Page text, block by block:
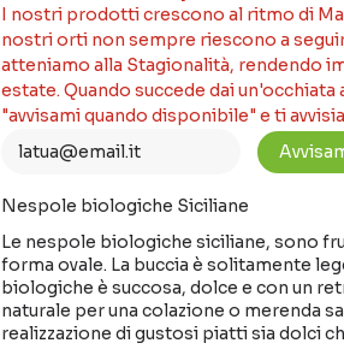
I nostri prodotti crescono al ritmo di
nostri orti non sempre riescono a
atteniamo alla Stagionalità, rendendo
estate. Quando succede dai
"avvisami quando disponibile" e ti
Nespole biologiche Siciliane
Le nespole biologiche siciliane, sono
forma ovale. La buccia è solitamente
biologiche è succosa, dolce e con un
naturale per una colazione o merenda
realizzazione di gustosi piatti sia dolci